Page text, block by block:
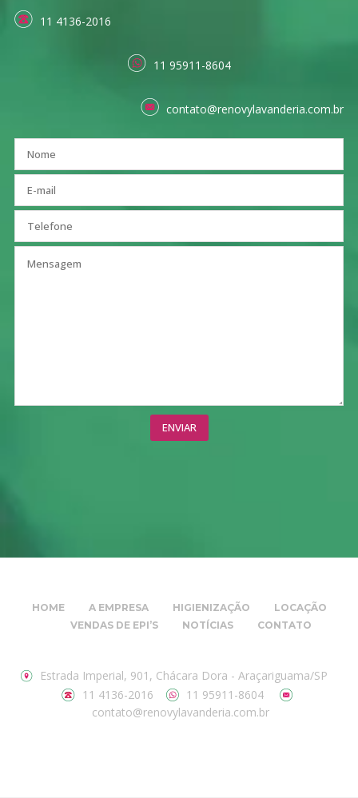
11 4136-2016
11 95911-8604
contato@renovylavanderia.com.br
HOME A EMPRESA HIGIENIZAÇÃO
LOCAÇÃO
VENDAS DE EPI’S
NOTÍCIAS CONTATO
Estrada Imperial, 901, Chácara Dora - Araçariguama/SP
11 4136-2016
11 95911-8604
contato@renovylavanderia.com.br